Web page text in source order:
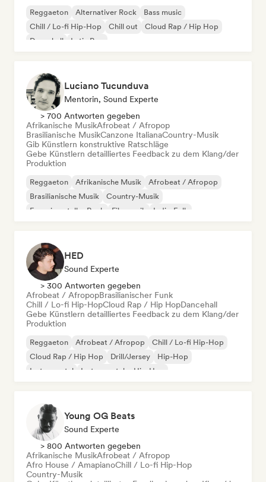
Reggaeton Alternativer Rock
Bass music
Chill / Lo-fi Hip-Hop
Chill out
Cloud Rap / Hip Hop
Dancehall
Latin Pop
Luciano Tucunduva
Mentorin, Sound Experte
> 700 Antworten gegeben
Afrikanische MusikAfrobeat / Afropop
Brasilianische MusikCanzone ItalianaCountry-Musik
Gib Künstlern konstruktive Ratschläge
Gebe Künstlern detailliertes Feedback zu dem Klang/der
Produktion
Reggaeton Afrikanische Musik
Afrobeat / Afropop
Brasilianische Musik
Country-Musik
Experimenteller Rock
Filmmusik Indie-Folk
HED
Sound Experte
> 300 Antworten gegeben
Afrobeat / AfropopBrasilianischer Funk
Chill / Lo-fi Hip-HopCloud Rap / Hip HopDancehall
Gebe Künstlern detailliertes Feedback zu dem Klang/der
Produktion
Reggaeton Afrobeat / Afropop
Chill / Lo-fi Hip-Hop
Cloud Rap / Hip Hop
Drill/Jersey
Hip-Hop
Instrumental
Instrumentaler Hip-Hop
Young OG Beats
Sound Experte
> 800 Antworten gegeben
Afrikanische MusikAfrobeat / Afropop
Afro House / AmapianoChill / Lo-fi Hip-Hop
Country-Musik